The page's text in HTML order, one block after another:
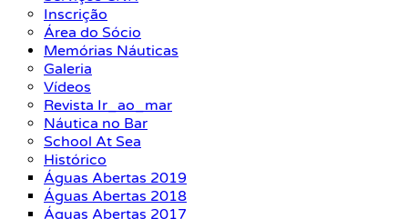
Inscrição
Área do Sócio
Memórias Náuticas
Galeria
Vídeos
Revista Ir_ao_mar
Náutica no Bar
School At Sea
Histórico
Águas Abertas 2019
Águas Abertas 2018
Águas Abertas 2017